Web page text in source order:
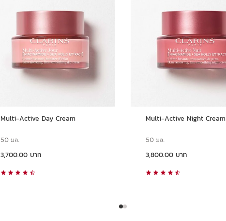
Multi-Active Day Cream
50 มล.
3,700.00 บาท
Multi-Active Night Cream
50 มล.
3,800.00 บาท